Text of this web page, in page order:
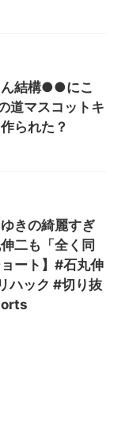
ん結構●●にこ
道マスコットキ
られた？
きの綺麗すぎ
二も「全く同
ート】#石丸伸
ハック #切り抜